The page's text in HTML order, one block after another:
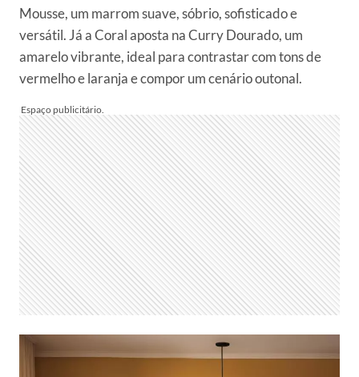
Mousse, um marrom suave, sóbrio, sofisticado e
versátil. Já a Coral aposta na Curry Dourado, um
amarelo vibrante, ideal para contrastar com tons de
vermelho e laranja e compor um cenário outonal.